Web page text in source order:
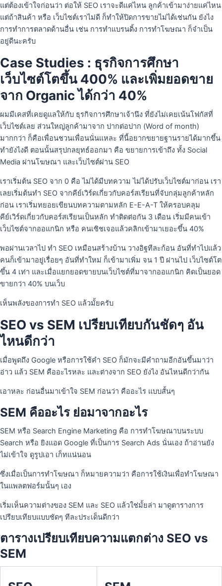
แต่ต้องเข้าใจก่อนว่า ต่อให้ SEO เราจะดีแค่ไหน ลูกค้าเข้ามาง่ายแค่ไหน
แต่ถ้าสินค้า หรือ เว็บไซต์เราไม่ดี ก็ทำให้ปิดการขายไม่ได้เช่นกัน ยังไง
การทำการตลาดด้านอื่น เช่น การทำแบรนดิ้ง การทำโฆษณา ก็จำเป็น
อยู่ดีนะครับ
Case Studies : ธุรกิจการศึกษา
เว็บไซต์โตขึ้น 400% และเพิ่มยอดขาย
จาก Organic ได้กว่า 40%
ผมมีเคสที่เคยดูแลให้กับ ธุรกิจการศึกษาเจ้านึง ที่ยังไม่เคยเน้นโฟกัสที่
เว็บไซต์เลย ส่วนใหญ่ลูกค้ามาจาก ปากต่อปาก (Word of month)
มากกว่า ก็คือเพื่อนชวนเพื่อนนั่นแหละ ที่นี้อยากขยายฐานรายได้มากขึ้น
ทำยังไงดี ตอนนั้นสรุปกลยุทธ์ออกมา คือ ขยายการเข้าถึง ทั้ง Social
Media ผ่านโฆษณา และเว็บไซต์ผ่าน SEO
เราเริ่มต้น SEO จาก 0 คือ ไม่ได้มีบทความ ไม่ได้ปรับเว็บไซต์มาก่อน เรา
เลยเริ่มต้นทำ SEO จากคีย์เวิร์ดเกี่ยวกับคอร์สเรียนที่จับกลุ่มลูกค้าหลัก
ก่อน เราเริ่มทยอยเขียนบทความตามหลัก E-E-A-T ให้ครอบคลุม
คีย์เวิร์ดเกี่ยวกับคอร์สเรียนเป็นหลัก ทำติดต่อกัน 3 เดือน เริ่มมีคนเข้า
เว็บไซต์จากออแกนิก หรือ คนเซิชเจอแล้วคลิกเข้ามาเยอะขึ้น 40%
พอผ่านเวลาไป ทำ SEO เหมือนสร้างบ้าน วางอิฐทีละก้อน อันที่ทำไปแล้ว
คนก็เข้ามาอยู่เรื่อยๆ อันที่ทำใหม่ ก็เข้ามาเพิ่ม จน 1 ปี ผ่านไป เว็บไซต์โต
ขึ้น 4 เท่า และเมื่อแยกยอดขายบนเว็บไซต์ที่มาจากออแกนิก คิดเป็นยอด
ขายกว่า 40% บนเว็บ
เห็นพลังของการทำ SEO แล้วมั้ยครับ
SEO vs SEM เปรียบเทียบกันชัดๆ อัน
ไหนดีกว่า
เมื่อพูดถึง Google หรือการใช้คำ SEO ก็มักจะมีคำถามอีกอันขึ้นมาว่า
อ่าว แล้ว SEM คืออะไรหละ และต่างจาก SEO ยังไง อันไหนดีกว่ากัน
เอาหละ ก่อนอื่นมาเข้าใจ SEM ก่อนว่า คืออะไร แบบสั้นๆ
SEM คืออะไร ย่อมาจากอะไร
SEM หรือ Search Engine Marketing คือ การทำโฆษณาบนระบบ
Search หรือ ยิงแอด Google ที่เป็นการ Search Ads นั่นเอง ถ้าอ่านยัง
ไม่เข้าใจ ดูรูปเอา เก็ทแน่นอน
ซึ่งเมื่อเป็นการทำโฆษณา ก็หมายความว่า คือการใช้เงินเพื่อทำโฆษณา
ในแพลตฟอร์มนั้นๆ เอง
เริ่มเห็นความต่างของ SEM และ SEO แล้วใช่มั้ยล่า มาดูตารางการ
เปรียบเทียบแบบชัดๆ ทีละประเด็นดีกว่า
ตารางเปรียบเทียบความแตกต่าง SEO vs
SEM